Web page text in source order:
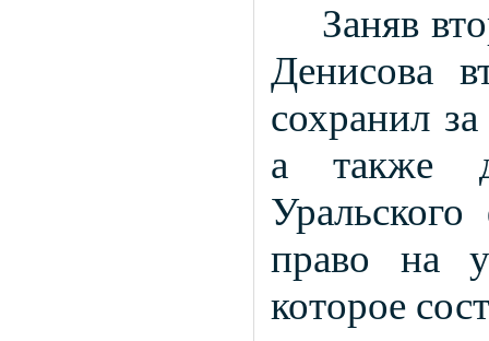
Заняв
Денисова
сохранил
а также
Уральского
право на
которое